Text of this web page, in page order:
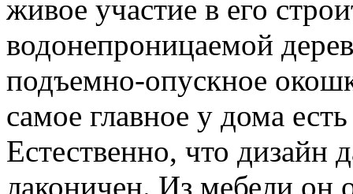
живое участие в его
водонепроницаемой
подъемно-опускное
самое главное у дома
Естественно, что дизайн
лаконичен. Из мебели он